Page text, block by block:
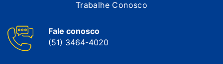
Trabalhe Conosco
Fale conosco
(51) 3464-4020